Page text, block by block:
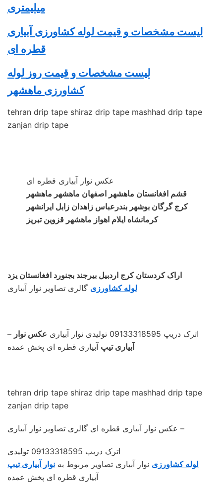
میلیمتری
لیست مشخصات و قیمت لوله کشاورزی آبیاری
قطره ای
لیست مشخصات و قیمت روز لوله
کشاورزی ماهشهر
tehran drip tape shiraz drip tape mashhad drip tape
zanjan drip tape
عکس نوار آبیاری قطره ای
قشم افغانستان ماهشهر اصفهان ماهشهر ماهشهر
کرج گرگان بوشهر بندرعباس زاهدان زابل ایرانشهر
کرمانشاه ایلام اهواز ماهشهر قزوین تبریز
اراک کردستان کرج اردبیل بیرجند بجنورد افغانستان یزد
لوله کشاورزی گالری تصاویر نوار آبیاری
– اترک دریپ 09133318595 تولیدی نوار آبیاری
عکس نوار
آبیاری تیپ آبیاری قطره ای پخش عمده
tehran drip tape shiraz drip tape mashhad drip tape
zanjan drip tape
عکس نوار آبیاری قطره ای گالری تصاویر نوار آبیاری –
اترک دریپ 09133318595 تولیدی
لوله کشاورزی نوار آبیاری تصاویر مربوط به نوار آبیاری تیپ
آبیاری قطره ای پخش عمده